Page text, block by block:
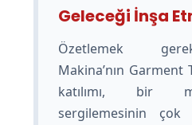
Geleceği İnşa
Özetlemek
Makina’nın Garment
katılımı, bir
sergilemesinin çok